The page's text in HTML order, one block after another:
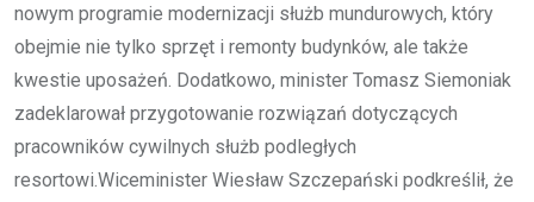
nowym programie modernizacji służb mundurowych, który
obejmie nie tylko sprzęt i remonty budynków, ale także
kwestie uposażeń. Dodatkowo, minister Tomasz Siemoniak
zadeklarował przygotowanie rozwiązań dotyczących
pracowników cywilnych służb podległych
resortowi.Wiceminister Wiesław Szczepański podkreślił, że